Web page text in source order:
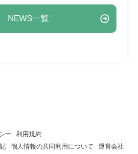
NEWS一覧
ー
利用規約
個人情報の共同利用について 運営会社